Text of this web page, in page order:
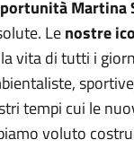
Martina
Lenostre
vita di tutti i
tempi cui le
voluto